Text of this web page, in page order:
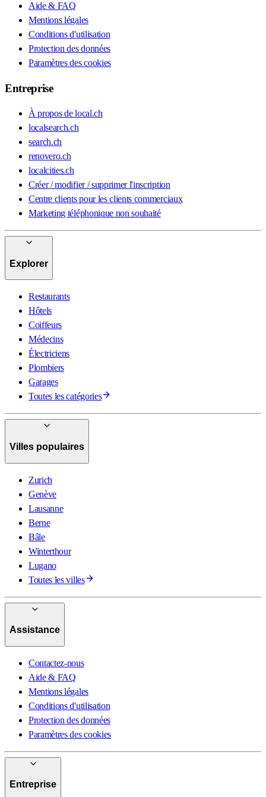
Aide & FAQ
Mentions légales
Conditions d'utilisation
Protection des données
Paramètres des cookies
Entreprise
À propos de local.ch
localsearch.ch
search.ch
renovero.ch
localcities.ch
Créer / modifier / supprimer l'inscription
Centre clients pour les clients commerciaux
Marketing téléphonique non souhaité
Explorer
Restaurants
Hôtels
Coiffeurs
Médecins
Électriciens
Plombiers
Garages
Toutes les catégories
Villes populaires
Zurich
Genève
Lausanne
Berne
Bâle
Winterthour
Lugano
Toutes les villes
Assistance
Contactez-nous
Aide & FAQ
Mentions légales
Conditions d'utilisation
Protection des données
Paramètres des cookies
Entreprise